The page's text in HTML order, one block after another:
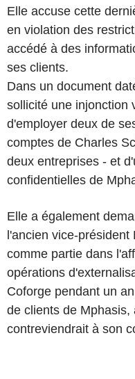
Elle accuse cette
en violation des
accédé à des
ses clients.
Dans un document
sollicité une injonction
d'employer deux de
comptes de Charles
deux entreprises - et
confidentielles de
Elle a également
l'ancien vice-président
comme partie dans
opérations
Coforge pendant un
de clients de Mphasis,
contreviendrait à son